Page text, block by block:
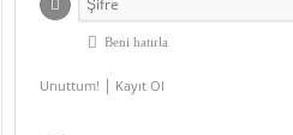
Beni hatırla
Unuttum! | Kayıt Ol